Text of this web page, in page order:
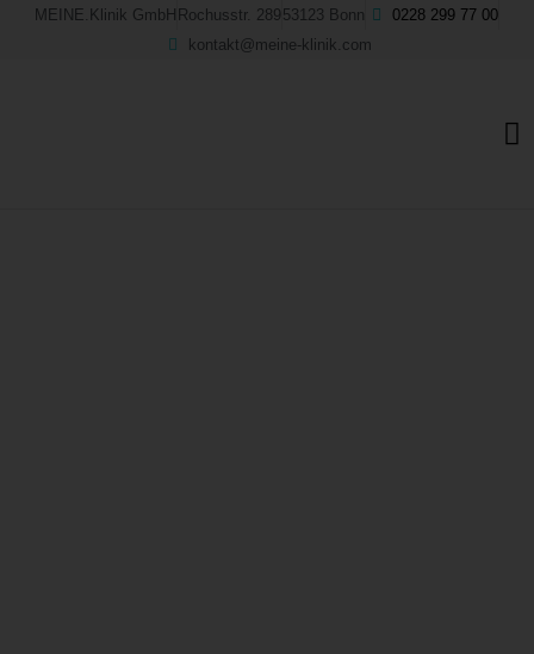
SkipMEINE.Klinik GmbH Rochusstr. 289 53123 Bonn
0228 299 77 00
kontakt@meine-klinik.com